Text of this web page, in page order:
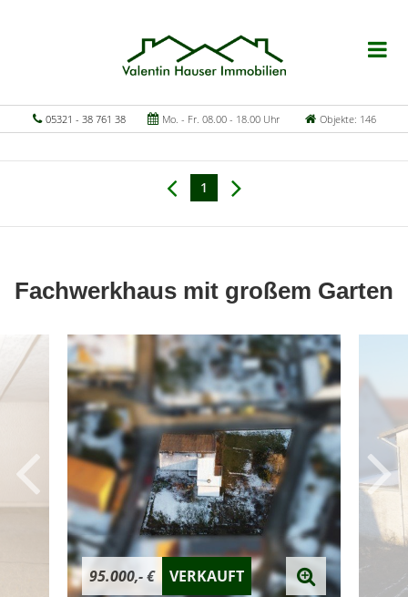
05321 - 38 761 38 Mo. - Fr. 08.00 - 18.00 Uhr Objekte: 146
1
Fachwerkhaus mit großem Garten
95.000,- € VERKAUFT